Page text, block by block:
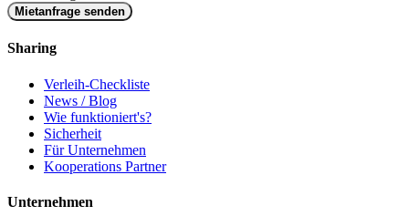
Mietanfrage senden
Sharing
Verleih-Checkliste
News / Blog
Wie funktioniert's?
Sicherheit
Für Unternehmen
Kooperations Partner
Unternehmen